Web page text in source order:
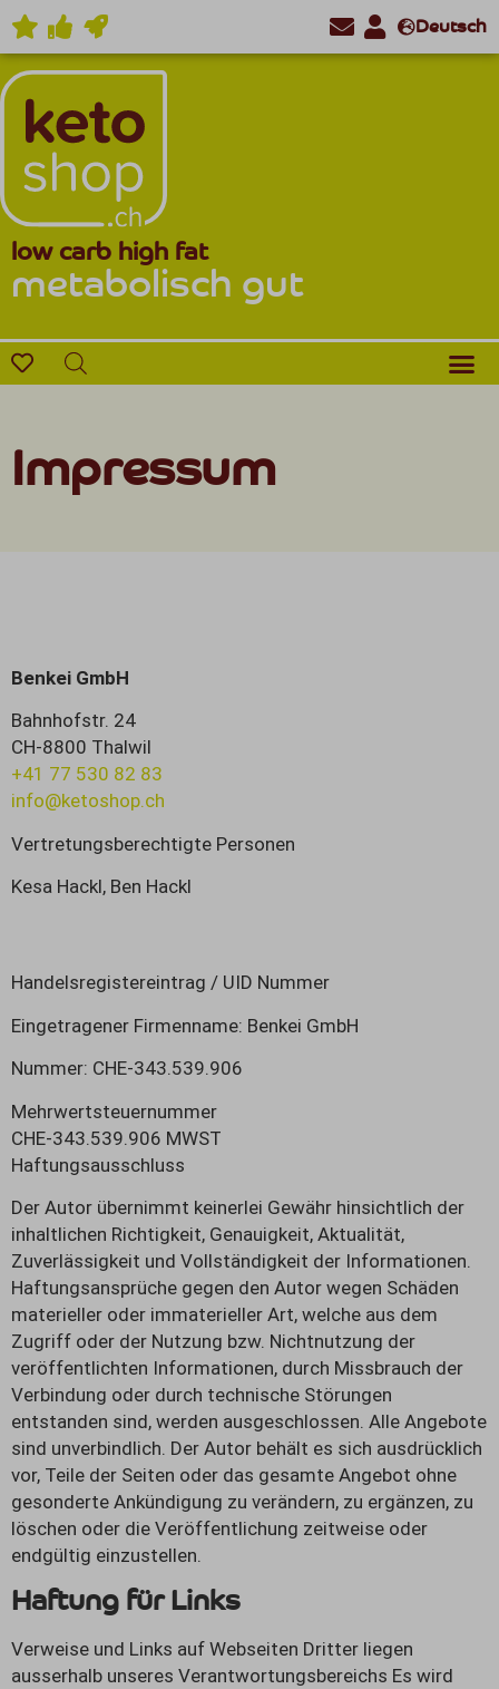
Deutsch
low carb high fat
metabolisch gut
Impressum
Benkei GmbH
Bahnhofstr. 24
CH-8800 Thalwil
+41 77 530 82 83
info@ketoshop.ch
Vertretungsberechtigte Personen
Kesa Hackl, Ben Hackl
Handelsregistereintrag / UID Nummer
Eingetragener Firmenname: Benkei GmbH
Nummer: CHE-343.539.906
Mehrwertsteuernummer
CHE-343.539.906 MWST
Haftungsausschluss
Der Autor übernimmt keinerlei Gewähr hinsichtlich der
inhaltlichen Richtigkeit, Genauigkeit, Aktualität,
Zuverlässigkeit und Vollständigkeit der Informationen.
Haftungsansprüche gegen den Autor wegen Schäden
materieller oder immaterieller Art, welche aus dem
Zugriff oder der Nutzung bzw. Nichtnutzung der
veröffentlichten Informationen, durch Missbrauch der
Verbindung oder durch technische Störungen
entstanden sind, werden ausgeschlossen. Alle Angebote
sind unverbindlich. Der Autor behält es sich ausdrücklich
vor, Teile der Seiten oder das gesamte Angebot ohne
gesonderte Ankündigung zu verändern, zu ergänzen, zu
löschen oder die Veröffentlichung zeitweise oder
endgültig einzustellen.
Haftung für Links
Verweise und Links auf Webseiten Dritter liegen
ausserhalb unseres Verantwortungsbereichs Es wird